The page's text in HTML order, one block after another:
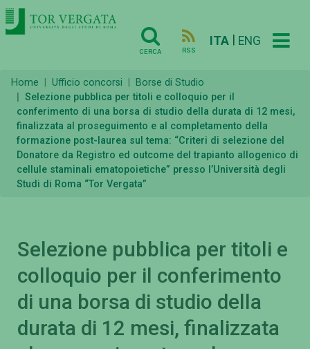
CERCA RSS
ITA ENG
Home Ufficio concorsi
Borse di Studio
Selezione pubblica per titoli e colloquio per il
conferimento di una borsa di studio della durata di 12 mesi,
finalizzata al proseguimento e al completamento della
formazione post-laurea sul tema: “Criteri di selezione del
Donatore da Registro ed outcome del trapianto allogenico di
cellule staminali ematopoietiche” presso l’Università degli
Studi di Roma “Tor Vergata”
Selezione pubblica per titoli e
colloquio per il conferimento
di una borsa di studio della
durata di 12 mesi, finalizzata